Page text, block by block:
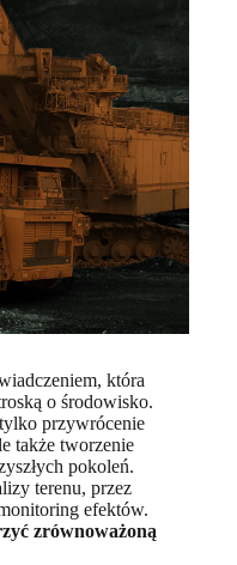
która
o środowisko.
przywrócenie
także tworzenie
pokoleń.
terenu, przez
efektów.
zrównoważoną